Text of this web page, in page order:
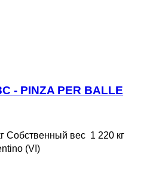
- PINZA PER BALLE
Собственный вес 1 220 кг
(VI)